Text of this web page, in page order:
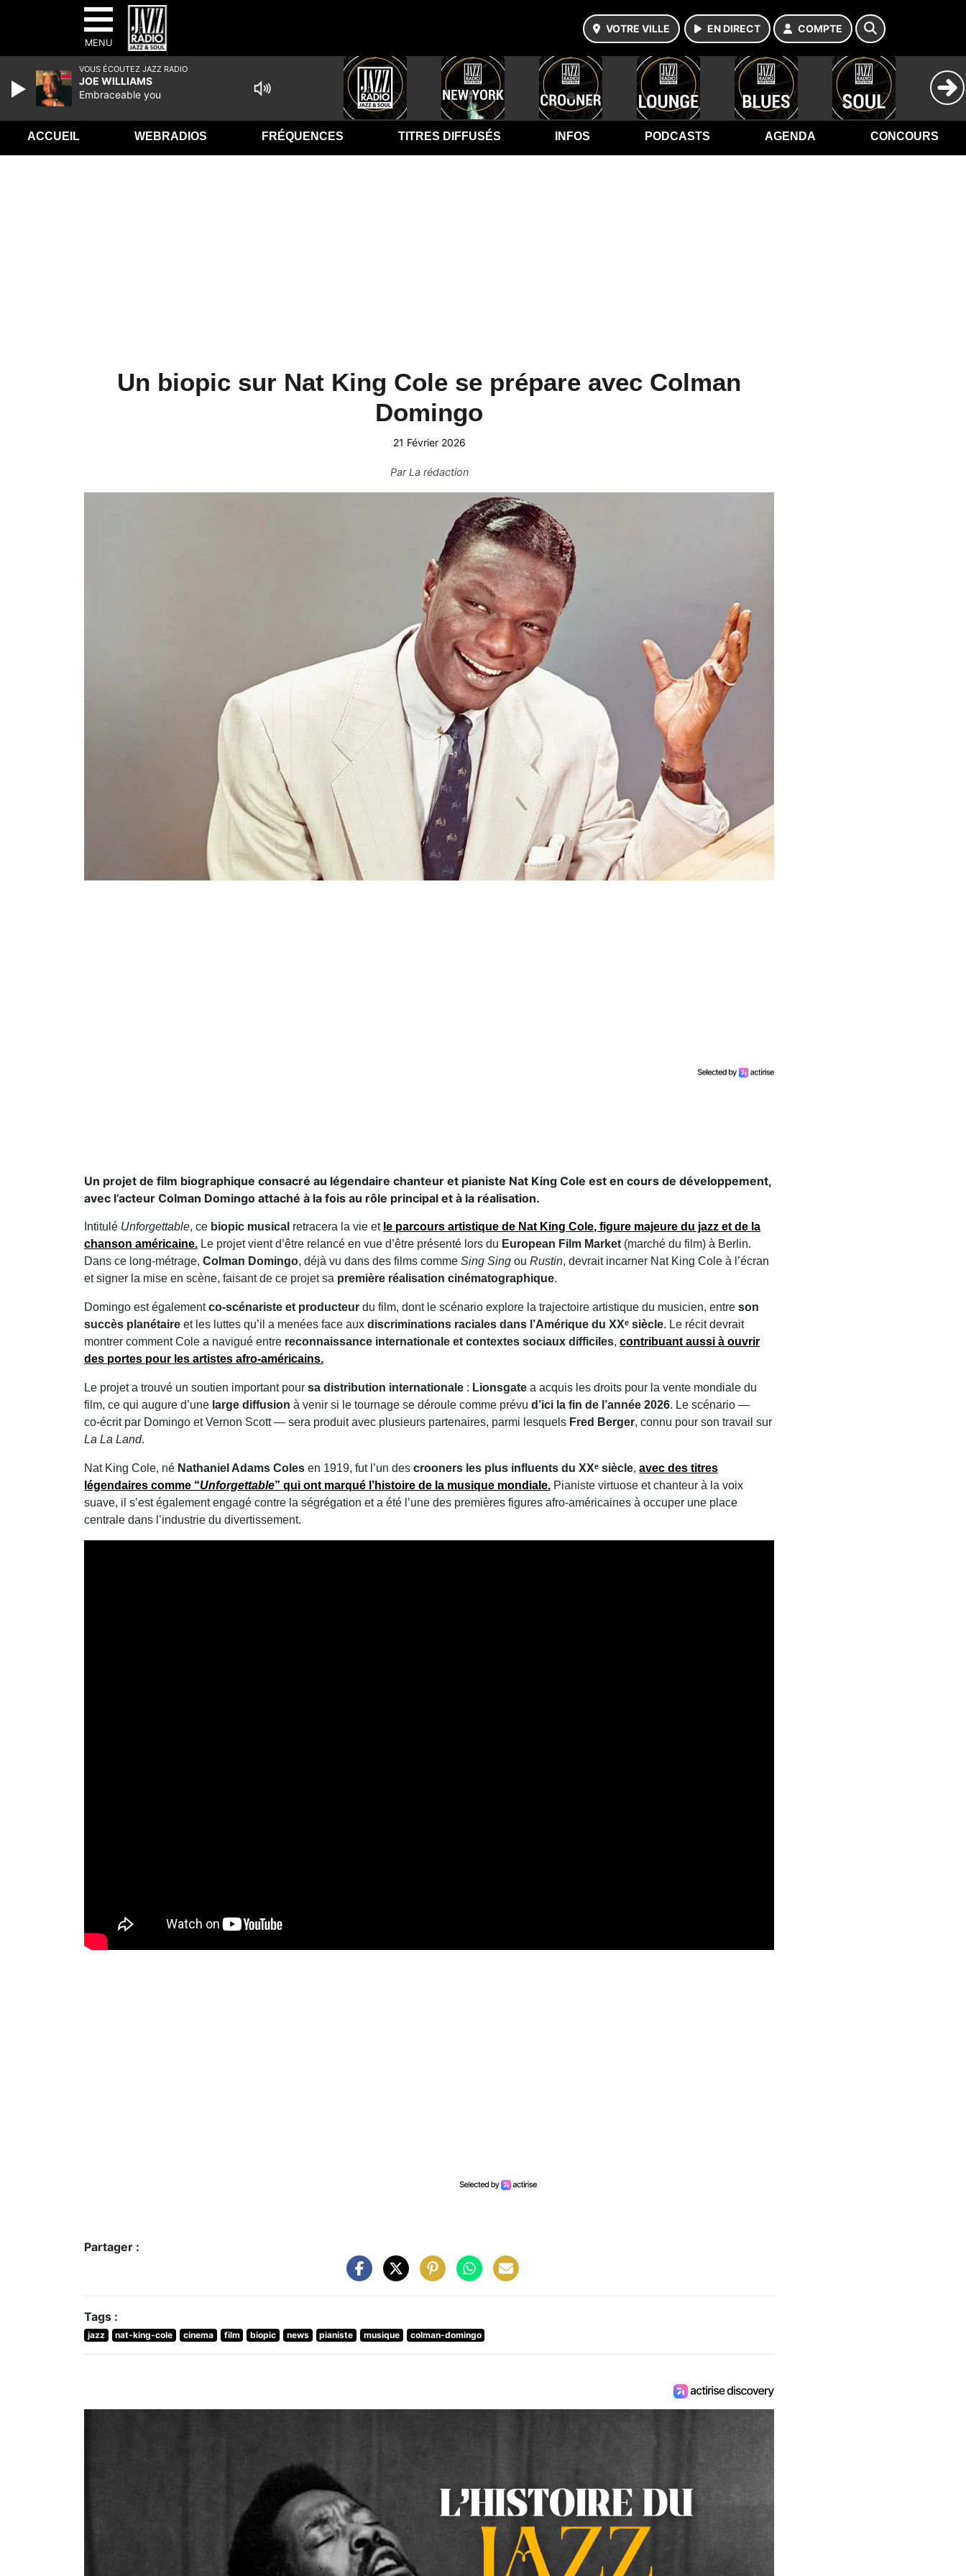
MENU
VOTRE VILLE EN DIRECT COMPTE
ACCUEIL WEBRADIOS FRÉQUENCES TITRES DIFFUSÉS INFOS PODCASTS AGENDA CONCOURS
Un biopic sur Nat King Cole se prépare avec Colman
Domingo
21 Février 2026
ParLa rédaction
Un projet de film biographique consacré au légendaire chanteur et pianiste Nat King Cole est en cours de développement,
avec l’acteur Colman Domingo attaché à la fois au rôle principal et à la réalisation.
Intitulé Unforgettable, ce biopic musical retracera la vie et le parcours artistique de Nat King Cole, figure majeure du jazz et de la
chanson américaine. Le projet vient d’être relancé en vue d’être présenté lors du European Film Market (marché du film) à Berlin.
Dans ce long‑métrage, Colman Domingo, déjà vu dans des films comme Sing Sing ou Rustin, devrait incarner Nat King Cole à l’écran
et signer la mise en scène, faisant de ce projet sa première réalisation cinématographique.
Domingo est égalementco‑scénariste et producteur du film, dont le scénario explore la trajectoire artistique du musicien, entre son
succès planétaire et les luttes qu’il a menées face aux discriminations raciales dans l’Amérique du XXᵉ siècle. Le récit devrait
montrer comment Cole a navigué entre reconnaissance internationale et contextes sociaux difficiles, contribuant aussi à ouvrir
des portes pour les artistes afro‑américains.
Le projet a trouvé un soutien important pour sa distribution internationale : Lionsgate a acquis les droits pour la vente mondiale du
film, ce qui augure d’une large diffusion à venir si le tournage se déroule comme prévu d’ici la fin de l’année 2026. Le scénario —
co‑écrit par Domingo et Vernon Scott — sera produit avec plusieurs partenaires, parmi lesquels Fred Berger, connu pour son travail sur
La La Land.
Nat King Cole, né Nathaniel Adams Coles en 1919, fut l’un des crooners les plus influents du XXᵉ siècle, avec des titres
légendaires comme “Unforgettable” qui ont marqué l’histoire de la musique mondiale. Pianiste virtuose et chanteur à la voix
suave, il s’est également engagé contre la ségrégation et a été l’une des premières figures afro‑américaines à occuper une place
centrale dans l’industrie du divertissement.
Partager :
Tags :
jazz nat-king-cole cinema film biopic news pianiste musique colman-domingo
VOUS ÉCOUTEZ JAZZ RADIO
JOE WILLIAMS
Embraceable you